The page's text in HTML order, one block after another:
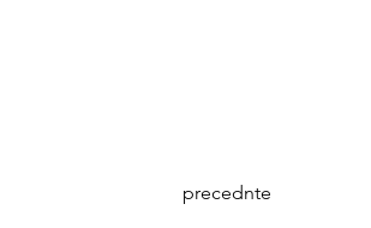
precednte